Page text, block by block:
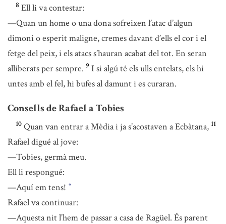
8 Ell li va contestar:
—Quan un home o una dona sofreixen l’atac d’algun
dimoni o esperit maligne, cremes davant d’ells el cor i el
fetge del peix, i els atacs s’hauran acabat del tot. En seran
alliberats per sempre. 9 I si algú té els ulls entelats, els hi
untes amb el fel, hi bufes al damunt i es curaran.
Consells de Rafael a Tobies
10 Quan van entrar a Mèdia i ja s’acostaven a Ecbàtana, 11
Rafael digué al jove:
—Tobies, germà meu.
Ell li respongué:
—Aquí em tens! *
Rafael va continuar:
—Aquesta nit l’hem de passar a casa de Ragüel. És parent